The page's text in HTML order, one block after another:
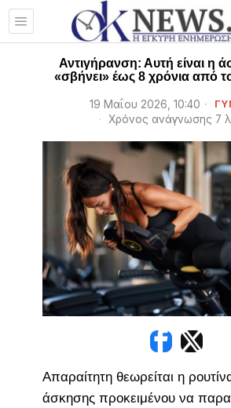
Αντιγήρανση: Αυτή είναι η
«σβήνει» έως 8 χρόνια από
19 Μαΐου 2026, 10:40
Χρόνος ανάγνωσης 7
Aπαραίτητη θεωρείται η
άσκησης προκειμένου να